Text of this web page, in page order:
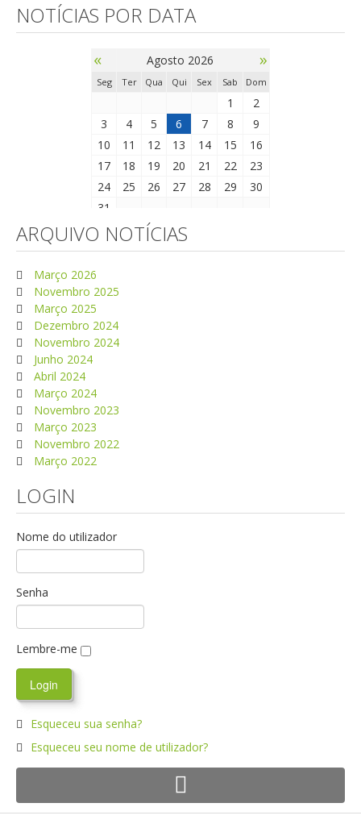
NOTÍCIAS POR DATA
« Agosto 2026 »
Seg Ter Qua Qui Sex Sab Dom
1
2
3
4 5 6 7 8
9
10
11 12 13 14 15
16
17
18 19 20 21 22
23
24
25 26 27 28 29
30
31
ARQUIVO NOTÍCIAS
Março 2026
Novembro 2025
Março 2025
Dezembro 2024
Novembro 2024
Junho 2024
Abril 2024
Março 2024
Novembro 2023
Março 2023
Novembro 2022
Março 2022
LOGIN
Nome do utilizador
Senha
Lembre-me
Esqueceu sua senha?
Esqueceu seu nome de utilizador?